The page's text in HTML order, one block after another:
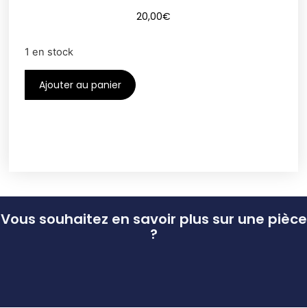
20,00€
1 en stock
Ajouter au panier
Vous souhaitez en savoir plus sur une pièce
?